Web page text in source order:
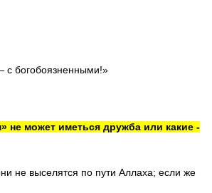
с бого­боязненными!»
не может иметься дружба или какие -
не выселятся по пути Аллаха; если же